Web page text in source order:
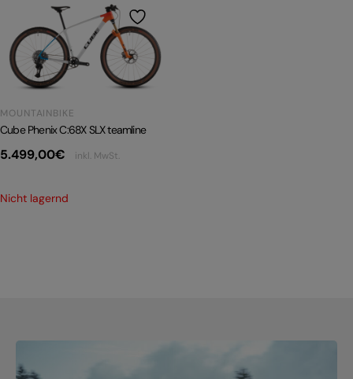
Alle entdecken
E-BIKE TOUR
PRODUKTRÜCKRUFE
MOUNTAINBIKE
Cube Phenix C:68X SLX teamline
5.499,00€ inkl. MwSt.
Nicht lagernd